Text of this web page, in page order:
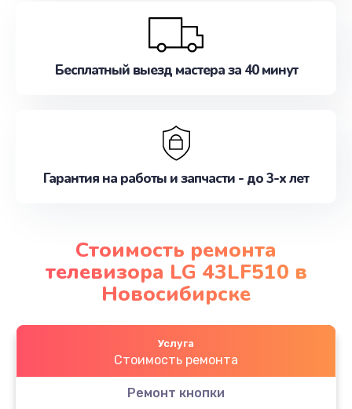
Бесплатный выезд мастера за 40 минут
Гарантия на работы и запчасти - до 3-х лет
Стоимость ремонта
телевизора LG 43LF510 в
Новосибирске
Услуга
Стоимость ремонта
Ремонт кнопки